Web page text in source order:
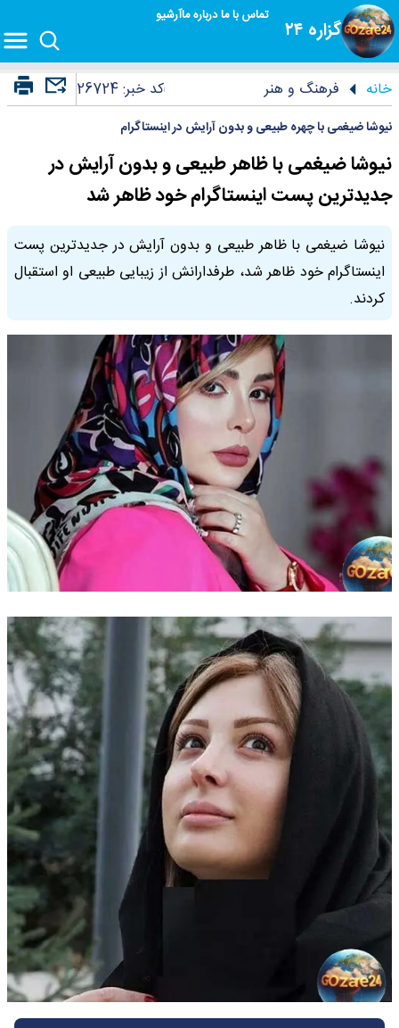
گزاره ۲۴
تماس با مادرباره ماآرشیو
خانه فرهنگ و هنر کد خبر:26724
نیوشا ضیغمی با چهره طبیعی و بدون آرایش در اینستاگرام
نیوشا ضیغمی با ظاهر طبیعی و بدون آرایش در
جدیدترین پست اینستاگرام خود ظاهر شد
نیوشا ضیغمی با ظاهر طبیعی و بدون آرایش در جدیدترین پست
اینستاگرام خود ظاهر شد، طرفدارانش از زیبایی طبیعی او استقبال
کردند.